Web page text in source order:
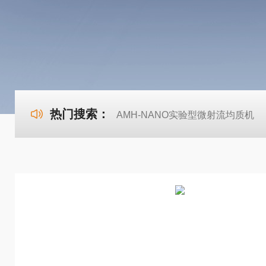
热门搜索： AMH-NANO实验型微射流均质机